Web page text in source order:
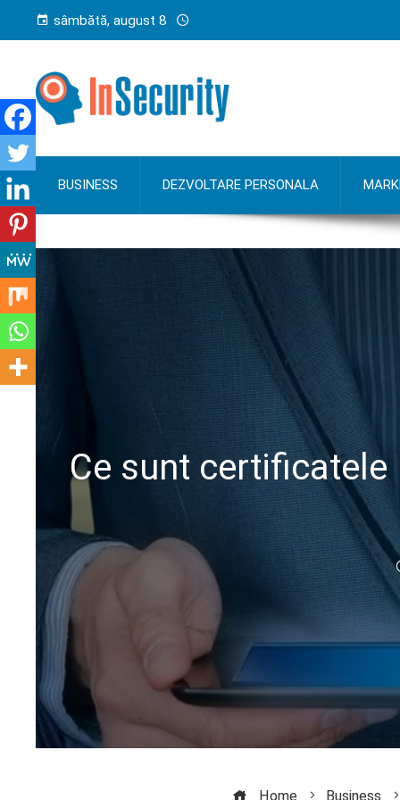
sâmbătă, august 8
BUSINESS DEZVOLTARE PERSONALA
Ce sunt certificatele
Home Business